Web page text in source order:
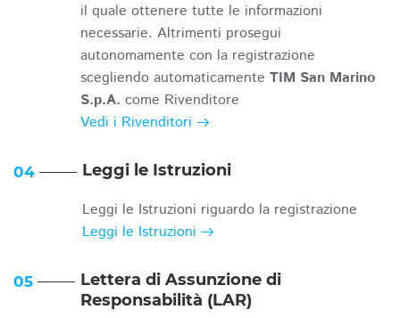
il quale ottenere tutte le informazioni
necessarie. Altrimenti prosegui
autonomamente con la registrazione
scegliendo automaticamente TIM San Marino
S.p.A. come Rivenditore
Vedi i Rivenditori
04 Leggi le Istruzioni
Leggi le Istruzioni riguardo la registrazione
Leggi le Istruzioni
05
Lettera di Assunzione di
Responsabilità (LAR)